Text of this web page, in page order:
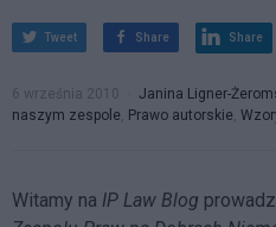
Tweet Share Share
6 września 2010 Janina Ligner-
naszym zespole, Prawo autorskie,
Witamy na IP Law Blog